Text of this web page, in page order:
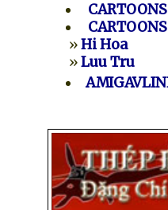
CARTOONS
»Hi Hoa
»Luu Tru